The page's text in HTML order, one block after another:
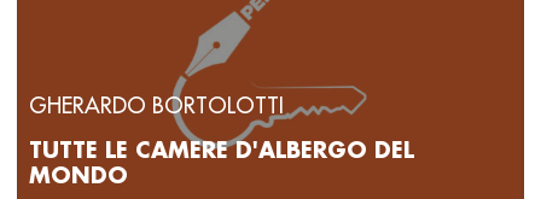
GHERARDO BORTOLOTTI
TUTTE LE CAMERE D'ALBERGO DEL
MONDO